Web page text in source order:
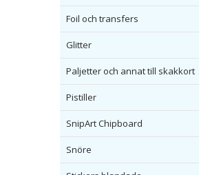
Foil och transfers
Glitter
Paljetter och annat till skakkort
Pistiller
SnipArt Chipboard
Snöre